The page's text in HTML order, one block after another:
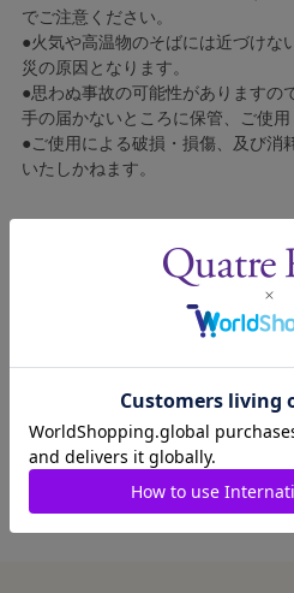
でご注意ください。
●火気や高温物のそばには近づけな
災の原因となります。
●思わぬ事故の可能性がありますの
手の届かないところに保管、ご使用
●ご使用による破損・損傷、及び消
いたしかねます。
動画視聴出来ない場合はこちらをクリック